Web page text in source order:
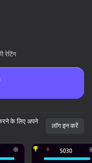
रेटिंग
के लिए अपने
लॉग इन करें